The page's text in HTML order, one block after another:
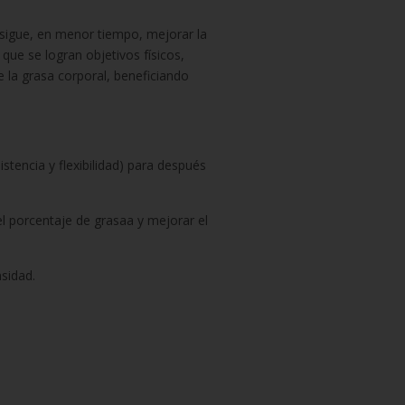
en menor tiempo, mejorar la
se logran objetivos físicos,
grasa corporal, beneficiando
y flexibilidad) para después
porcentaje de grasaa y mejorar el